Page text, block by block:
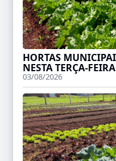
HORTAS
NESTA TERÇA-
03/08/2026